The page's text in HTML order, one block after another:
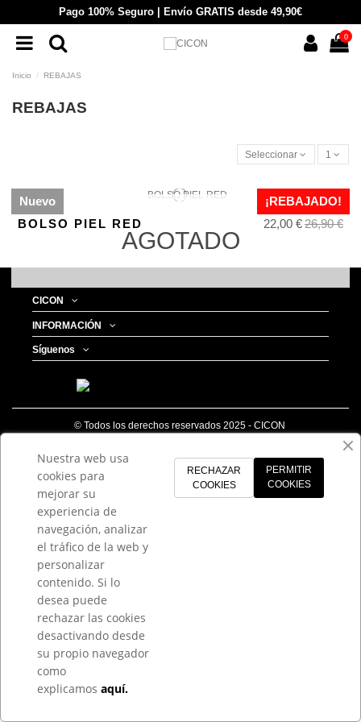
Pago 100% Seguro | Envío GRATIS desde 49,90€
0
Inicio REBAJAS
REBAJAS
Seleccionar 1
¡REBAJADO!
Nuevo
AGOTADO
BOLSO PIEL RED 22,00 €26,90 €
CICON
INFORMACIÓN
Síguenos
© Todos los derechos reservados 2025 - CICON
Nuestra web usa
cookies para
mejorar su
experiencia de
navegación, analizar
el tráfico de la web y
personalizar
contenido. Si lo
desea puede
rechazar las cookies
desactivando desde
su propio navegador
como
explicamos aquí.
PERMITIR
COOKIES
RECHAZAR
COOKIES